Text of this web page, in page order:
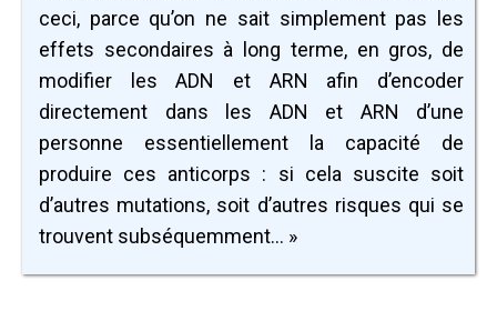
ceci, parce qu’on ne sait simplement pas les
effets secondaires à long terme, en gros, de
modifier les ADN et ARN afin d’encoder
directement dans les ADN et ARN d’une
personne essentiellement la capacité de
produire ces anticorps : si cela suscite soit
d’autres mutations, soit d’autres risques qui se
trouvent subséquemment… »